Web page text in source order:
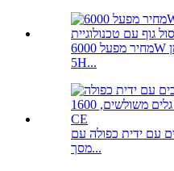
מחיר מפעל 6000W בניית שרירים להפחתת שומן
5H...
עם ידית כפולה עם
מסך...